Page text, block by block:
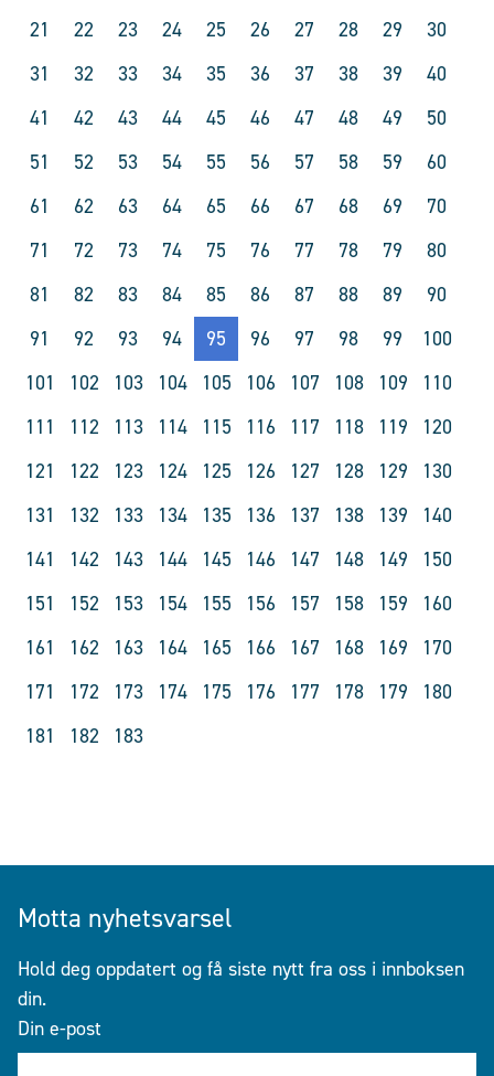
21
22 23 24 25 26 27 28 29
30
31
32 33 34 35 36 37 38 39
40
41
42 43 44 45 46 47 48 49
50
51
52 53 54 55 56 57 58 59
60
61
62 63 64 65 66 67 68 69
70
71
72 73 74 75 76 77 78 79
80
81
82 83 84 85 86 87 88 89
90
91
92 93 94 95 96 97 98 99
100
101
102 103 104 105 106 107 108 109
110
111
112 113 114 115 116 117 118 119
120
121
122 123 124 125 126 127 128 129
130
131
132 133 134 135 136 137 138 139
140
141
142 143 144 145 146 147 148 149
150
151
152 153 154 155 156 157 158 159
160
161
162 163 164 165 166 167 168 169
170
171
172 173 174 175 176 177 178 179
180
181
182 183
Motta nyhetsvarsel
Hold deg oppdatert og få siste nytt fra oss i innboksen
din.
Din e-post